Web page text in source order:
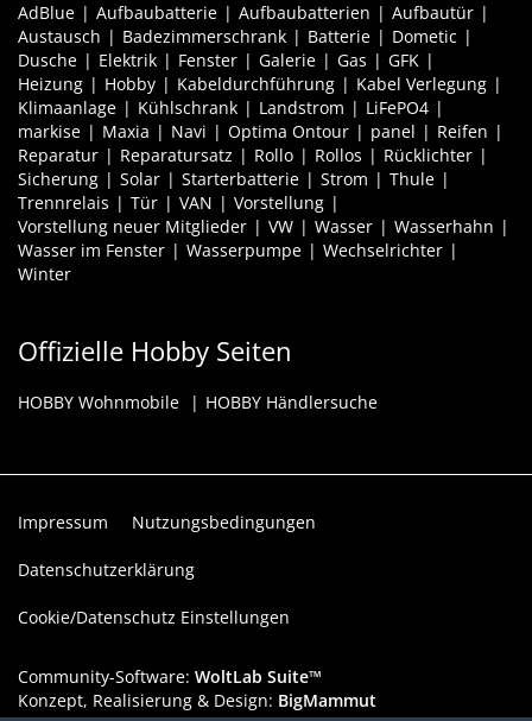
AdBlue Aufbaubatterie Aufbaubatterien
Aufbautür
Austausch
Badezimmerschrank Batterie
Dometic
Dusche
Elektrik Fenster Galerie Gas
GFK
Heizung
Hobby Kabeldurchführung
Kabel Verlegung
Klimaanlage
Kühlschrank Landstrom
LiFePO4
markise
Maxia Navi Optima Ontour panel
Reifen
Reparatur
Reparatursatz Rollo Rollos
Rücklichter
Sicherung
Solar Starterbatterie Strom
Thule
Trennrelais
Tür VAN
Vorstellung
Vorstellung neuer Mitglieder
VW Wasser
Wasserhahn
Wasser im Fenster
Wasserpumpe
Wechselrichter
Winter
Offizielle Hobby Seiten
HOBBY Wohnmobile HOBBY Händlersuche
Impressum Nutzungsbedingungen
Datenschutzerklärung
Cookie/Datenschutz Einstellungen
Community-Software: WoltLab Suite™
Konzept, Realisierung & Design: BigMammut